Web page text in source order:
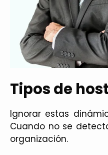
Tipos de
Ignorar estas
Cuando no se
organización.